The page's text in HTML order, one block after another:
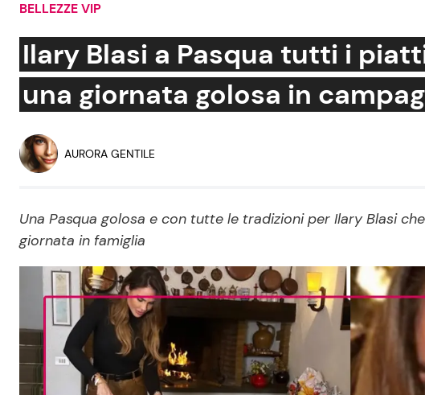
Social News
News dal mondo
Benessere
Mondo Mamma
Salute
Viaggi e Turismo
Festività
BELLEZZE VIP
Ilary Blasi a Pasqua tutti i
una giornata golosa in
AURORA GENTILE
Una Pasqua golosa e con tutte le tradizioni per Ilary Blasi
giornata in famiglia